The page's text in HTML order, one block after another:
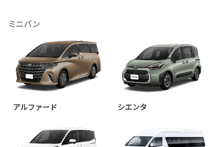
ミニバン
アルファード シエンタ